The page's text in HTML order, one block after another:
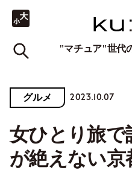
"マチュア"世代
グルメ 2023.10.07
女ひとり旅で
が絶えない京